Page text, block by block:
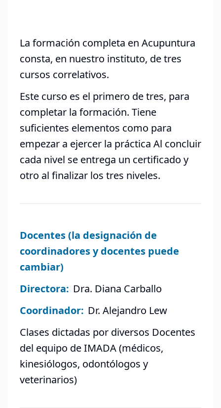
La formación completa en Acupuntura
consta, en nuestro instituto, de tres
cursos correlativos.
Este curso es el primero de tres, para
completar la formación. Tiene
suficientes elementos como para
empezar a ejercer la práctica Al concluir
cada nivel se entrega un certificado y
otro al finalizar los tres niveles.
Docentes (la designación de
coordinadores y docentes puede
cambiar)
Directora: Dra. Diana Carballo
Coordinador: Dr. Alejandro Lew
Clases dictadas por diversos Docentes
del equipo de IMADA (médicos,
kinesiólogos, odontólogos y
veterinarios)